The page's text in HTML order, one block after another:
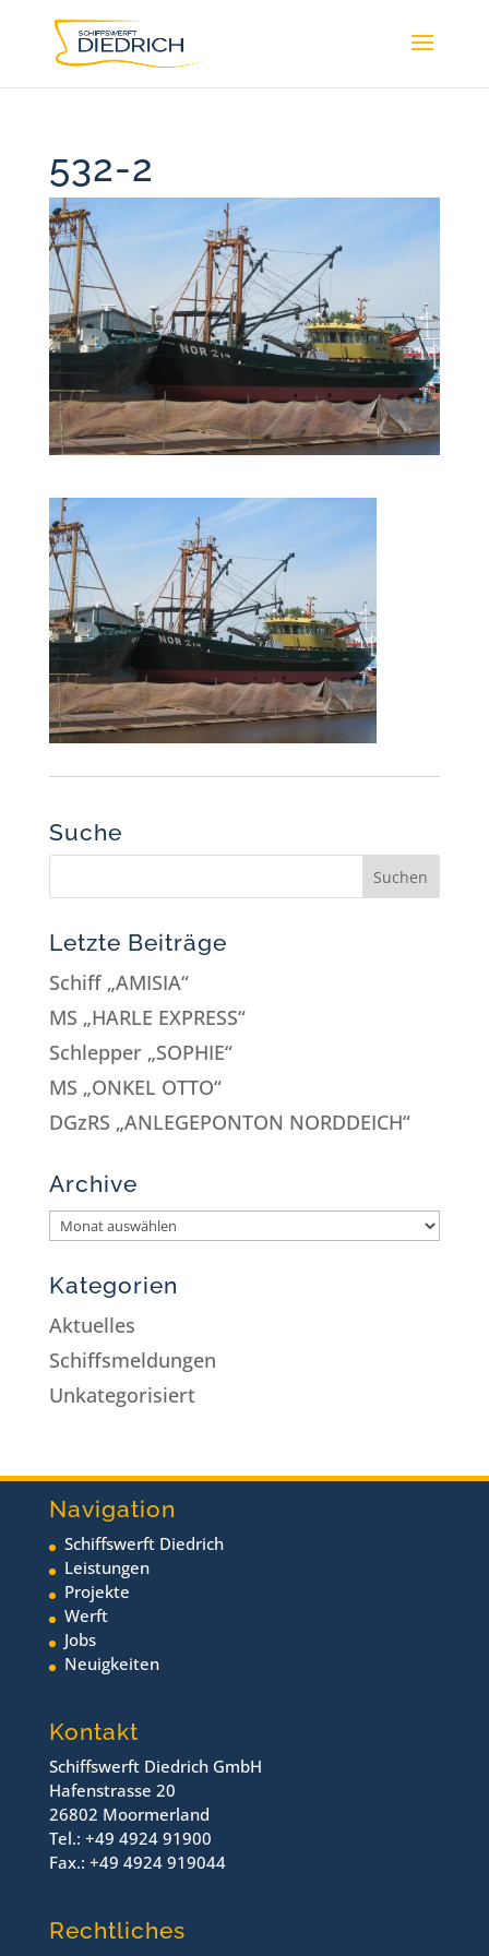
532-2
Suche
Letzte Beiträge
Schiff „AMISIA“
MS „HARLE EXPRESS“
Schlepper „SOPHIE“
MS „ONKEL OTTO“
DGzRS „ANLEGEPONTON NORDDEICH“
Archive
Kategorien
Aktuelles
Schiffsmeldungen
Unkategorisiert
Navigation
Schiffswerft Diedrich
Leistungen
Projekte
Werft
Jobs
Neuigkeiten
Kontakt
Schiffswerft Diedrich GmbH
Hafenstrasse 20
26802 Moormerland
Tel.: +49 4924 91900
Fax.: +49 4924 919044
Rechtliches